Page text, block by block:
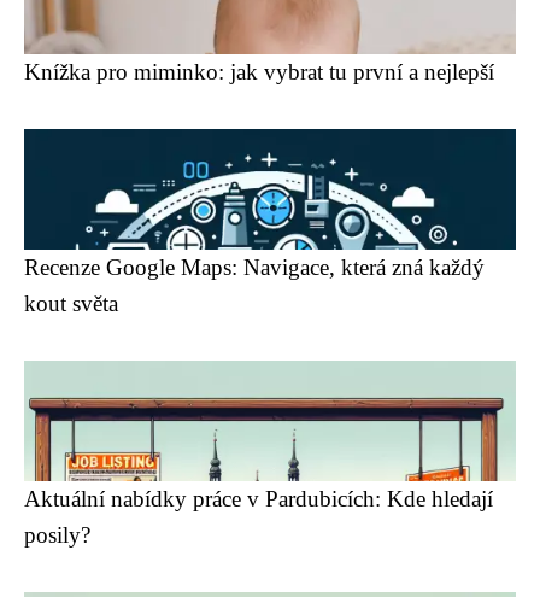
Knížka pro miminko: jak vybrat tu první a nejlepší
Recenze Google Maps: Navigace, která zná každý
kout světa
Aktuální nabídky práce v Pardubicích: Kde hledají
posily?